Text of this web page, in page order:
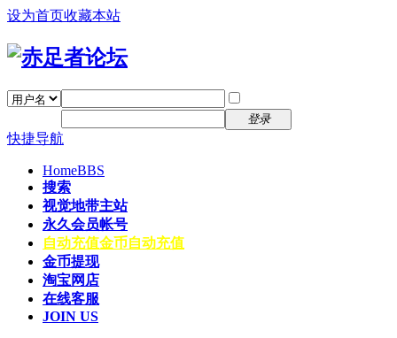
设为首页收藏本站
登录
快捷导航
HomeBBS
搜索
视觉地带主站
永久会员帐号
自动充值金币自动充值
金币提现
淘宝网店
在线客服
JOIN US